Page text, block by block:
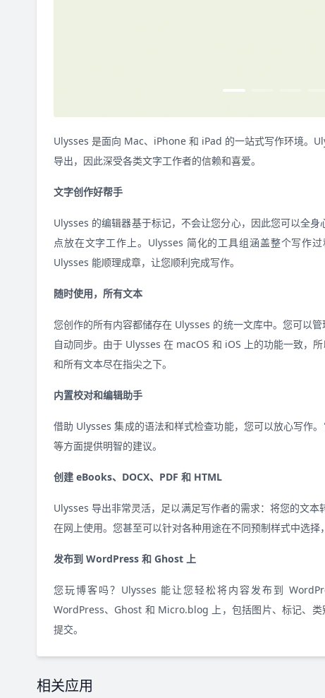
Ulysses 是面向 Mac、iPhone 和 iPad 的一站式写作环境。
导出，因此深受各类文字工作者的信赖和喜爱。
文字创作好帮手
Ulysses 的编辑器基于标记，不会让您分心，因此您可以全
点放在文字工作上。Ulysses 简化的工具组涵盖整个写作
Ulysses 能顺理成章，让您顺利完成写作。
随时使用，所有文本
您创作的所有内容都储存在 Ulysses 的统一文库中。您可以
自动同步。由于 Ulysses 在 macOS 和 iOS 上的功能一致，
和所有文本尽在指尖之下。
内置校对和编辑助手
借助 Ulysses 集成的语法和样式检查功能，您可以放心写作
等方面提供明智的建议。
创建 eBooks、DOCX、PDF 和 HTML
Ulysses 导出非常灵活，足以满足写作者的需求：将您的文
在网上使用。您甚至可以针对各种用途在不同预制样式中选择
发布到 WordPress 和 Ghost 上
您玩博客吗？Ulysses 能让您轻松将内容发布到
WordPress、Ghost 和 Micro.blog 上，包括图片、标记、
提交。
相关应用